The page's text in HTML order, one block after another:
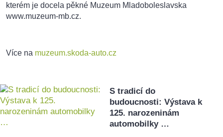
kterém je docela pěkné Muzeum Mladoboleslavska
www.muzeum-mb.cz.
Více na muzeum.skoda-auto.cz
S tradicí do
budoucnosti: Výstava k
125. narozeninám
automobilky …